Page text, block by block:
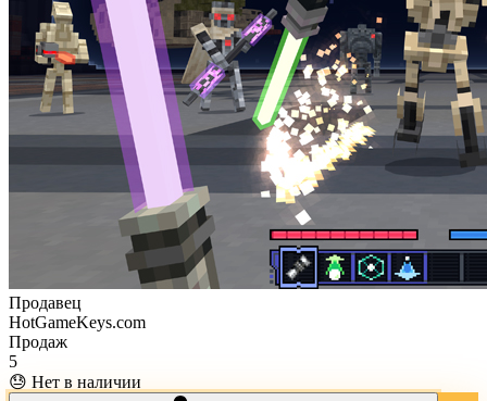
Продавец
HotGameKeys.com
Продаж
5
😓 Нет в наличии